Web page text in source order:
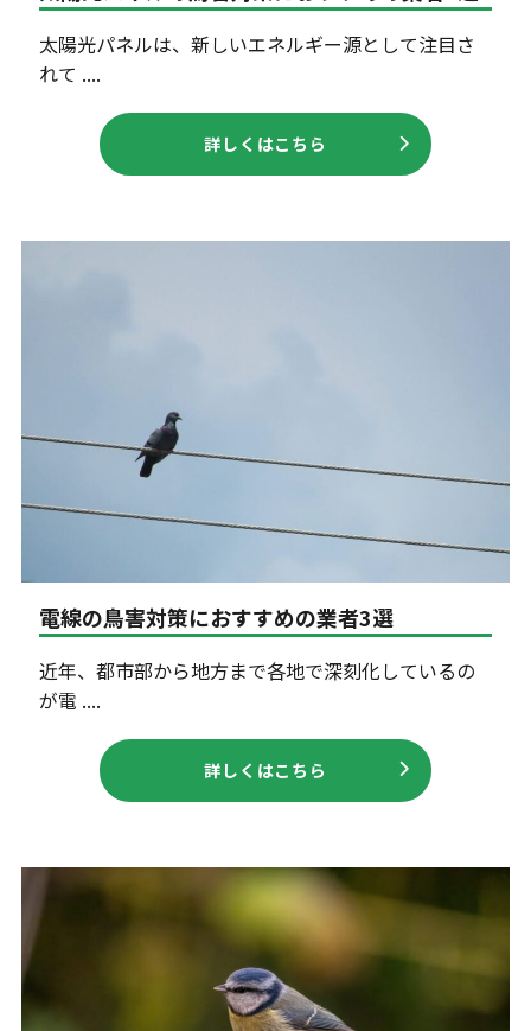
太陽光パネルは、新しいエネルギー源として注目さ
れて ....
詳しくはこちら
電線の鳥害対策におすすめの業者3選
近年、都市部から地方まで各地で深刻化しているの
が電 ....
詳しくはこちら